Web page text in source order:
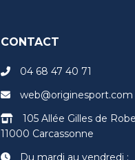
CONTACT
04 68 47 40 71
web@originesport.com
105 Allée Gilles de
11000 Carcassonne
Du mardi au vendredi :